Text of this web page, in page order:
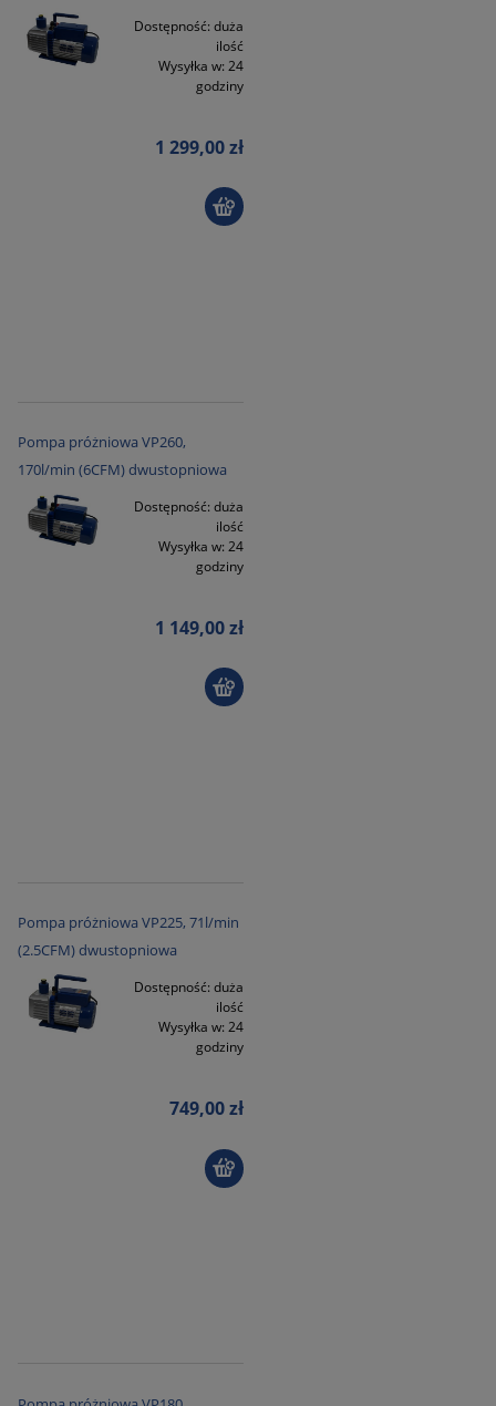
Dostępność: duża
ilość
Wysyłka w: 24
godziny
1 299,00 zł
Pompa próżniowa VP260,
170l/min (6CFM) dwustopniowa
Dostępność: duża
ilość
Wysyłka w: 24
godziny
1 149,00 zł
Pompa próżniowa VP225, 71l/min
(2.5CFM) dwustopniowa
Dostępność: duża
ilość
Wysyłka w: 24
godziny
749,00 zł